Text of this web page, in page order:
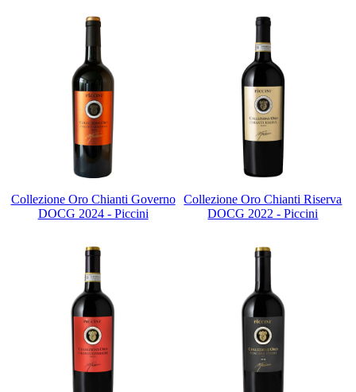
Collezione Oro Chianti Governo
DOCG 2024 - Piccini
Collezione Oro Chianti Riserva
DOCG 2022 - Piccini